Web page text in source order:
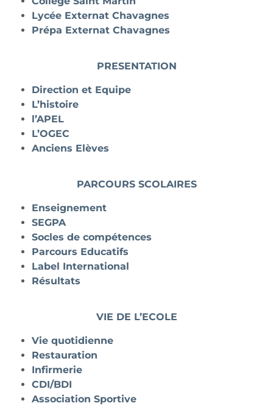
Lycée Externat Chavagnes
Prépa Externat Chavagnes
PRESENTATION
Direction et Equipe
L’histoire
l’APEL
L’OGEC
Anciens Elèves
PARCOURS SCOLAIRES
Enseignement
SEGPA
Socles de compétences
Parcours Educatifs
Label International
Résultats
VIE DE L’ECOLE
Vie quotidienne
Restauration
Infirmerie
CDI/BDI
Association Sportive